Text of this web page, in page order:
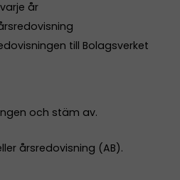
år
till Bolagsverket
och stäm av.
årsredovisning (AB).